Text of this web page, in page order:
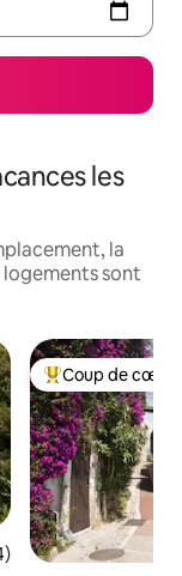
les
la
sont
de 4,89 sur 5,
Coup de cœur
Coup de cœur